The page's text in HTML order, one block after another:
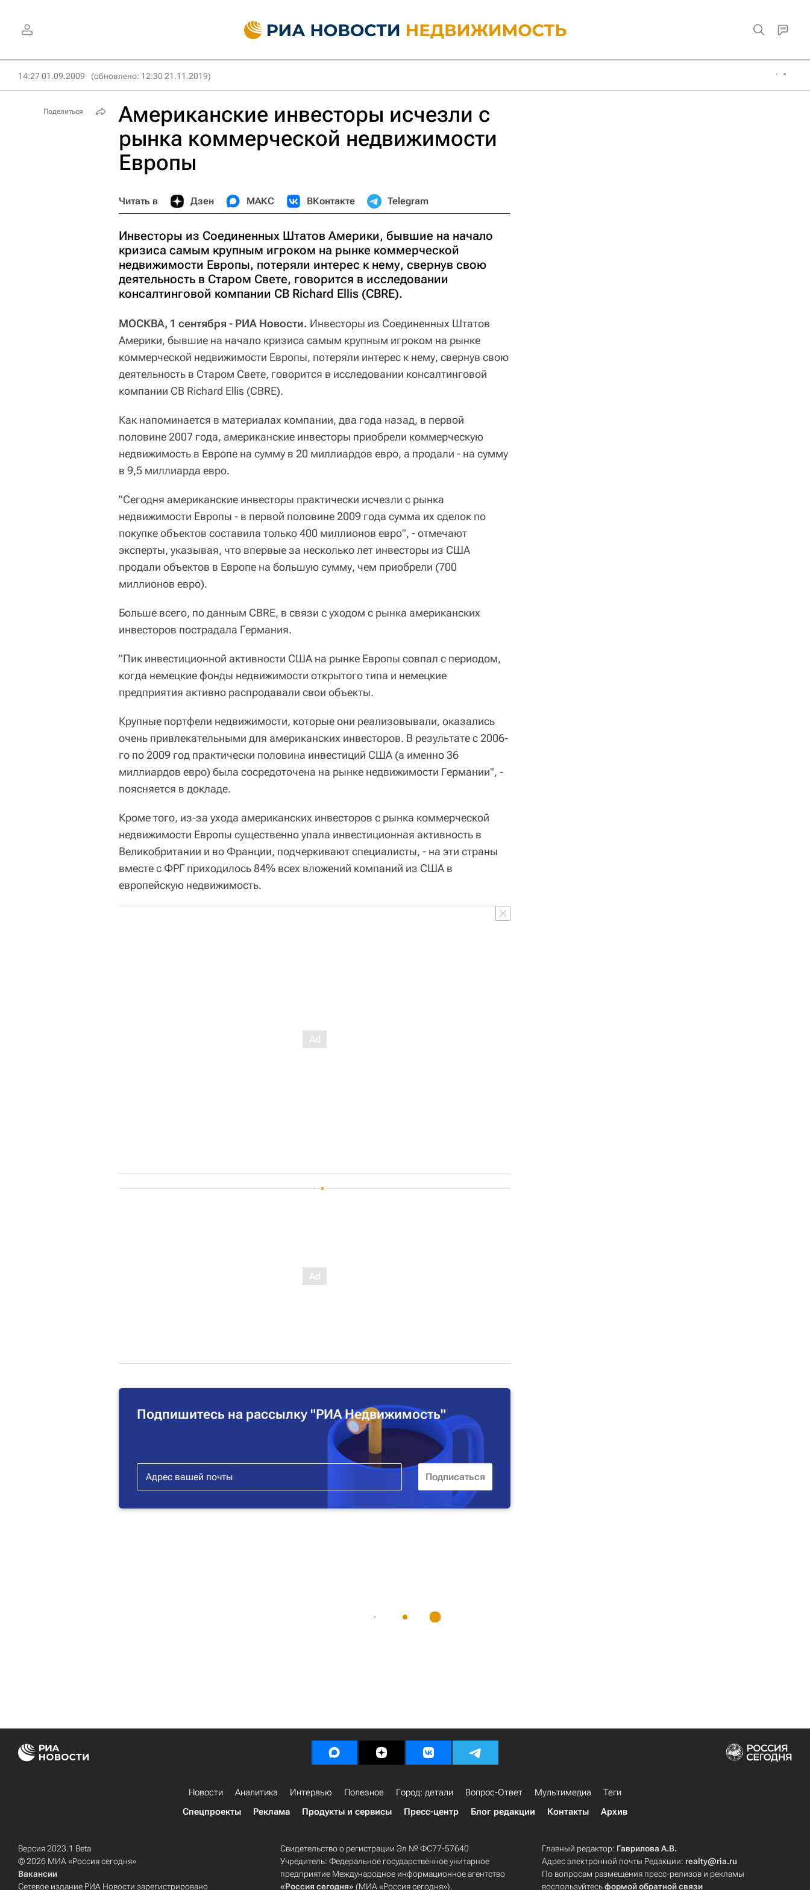
14:27 01.09.2009 (обновлено: 12:30 21.11.2019)
Американские инвесторы исчезли с
рынка коммерческой недвижимости
Европы
Читать в Дзен МАКС ВКонтакте Telegram
Инвесторы из Соединенных Штатов Америки, бывшие на начало
кризиса самым крупным игроком на рынке коммерческой
недвижимости Европы, потеряли интерес к нему, свернув свою
деятельность в Старом Свете, говорится в исследовании
консалтинговой компании CB Richard Ellis (CBRE).
МОСКВА, 1 сентября - РИА Новости. Инвесторы из Соединенных Штатов
Америки, бывшие на начало кризиса самым крупным игроком на рынке
коммерческой недвижимости Европы, потеряли интерес к нему, свернув свою
деятельность в Старом Свете, говорится в исследовании консалтинговой
компании CB Richard Ellis (CBRE).
Как напоминается в материалах компании, два года назад, в первой
половине 2007 года, американские инвесторы приобрели коммерческую
недвижимость в Европе на сумму в 20 миллиардов евро, а продали - на сумму
в 9,5 миллиарда евро.
"Сегодня американские инвесторы практически исчезли с рынка
недвижимости Европы - в первой половине 2009 года сумма их сделок по
покупке объектов составила только 400 миллионов евро", - отмечают
эксперты, указывая, что впервые за несколько лет инвесторы из США
продали объектов в Европе на большую сумму, чем приобрели (700
миллионов евро).
Больше всего, по данным CBRE, в связи с уходом с рынка американских
инвесторов пострадала Германия.
"Пик инвестиционной активности США на рынке Европы совпал с периодом,
когда немецкие фонды недвижимости открытого типа и немецкие
предприятия активно распродавали свои объекты.
Крупные портфели недвижимости, которые они реализовывали, оказались
очень привлекательными для американских инвесторов. В результате с 2006-
го по 2009 год практически половина инвестиций США (а именно 36
миллиардов евро) была сосредоточена на рынке недвижимости Германии", -
поясняется в докладе.
Кроме того, из-за ухода американских инвесторов с рынка коммерческой
недвижимости Европы существенно упала инвестиционная активность в
Великобритании и во Франции, подчеркивают специалисты, - на эти страны
вместе с ФРГ приходилось 84% всех вложений компаний из США в
европейскую недвижимость.
Подпишитесь на рассылку "РИА Недвижимость"
Поделиться
Новости Аналитика Интервью Полезное Город: детали Вопрос-Ответ Мультимедиа
Теги
Спецпроекты
Реклама Продукты и сервисы Пресс-центр Блог редакции Контакты Архив
Версия 2023.1 Beta
© 2026 МИА «Россия сегодня»
Вакансии
Сетевое издание РИА Новости зарегистрировано
Свидетельство о регистрации Эл № ФС77-57640
Учредитель: Федеральное государственное унитарное
предприятие Международное информационное агентство
«Россия сегодня» (МИА «Россия сегодня»).
Главный редактор: Гаврилова А.В.
Адрес электронной почты Редакции: realty@ria.ru
По вопросам размещения пресс-релизов и рекламы
воспользуйтесьформой обратной связи